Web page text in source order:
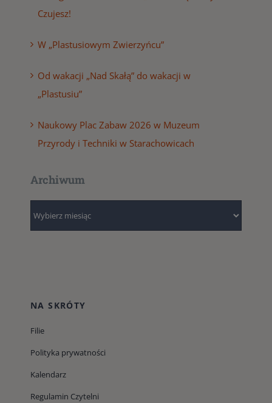
Czujesz!
W „Plastusiowym Zwierzyńcu”
Od wakacji „Nad Skałą” do wakacji w
„Plastusiu”
Naukowy Plac Zabaw 2026 w Muzeum
Przyrody i Techniki w Starachowicach
Archiwum
NA SKRÓTY
Filie
Polityka prywatności
Kalendarz
Regulamin Czytelni